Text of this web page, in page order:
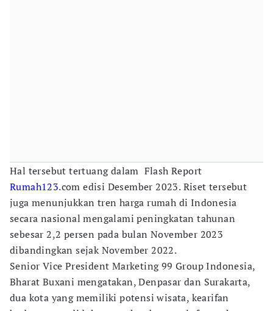
Hal tersebut tertuang dalam Flash Report
Rumah123.com edisi Desember 2023. Riset tersebut
juga menunjukkan tren harga rumah di Indonesia
secara nasional mengalami peningkatan tahunan
sebesar 2,2 persen pada bulan November 2023
dibandingkan sejak November 2022.
Senior Vice President Marketing 99 Group Indonesia,
Bharat Buxani mengatakan, Denpasar dan Surakarta,
dua kota yang memiliki potensi wisata, kearifan